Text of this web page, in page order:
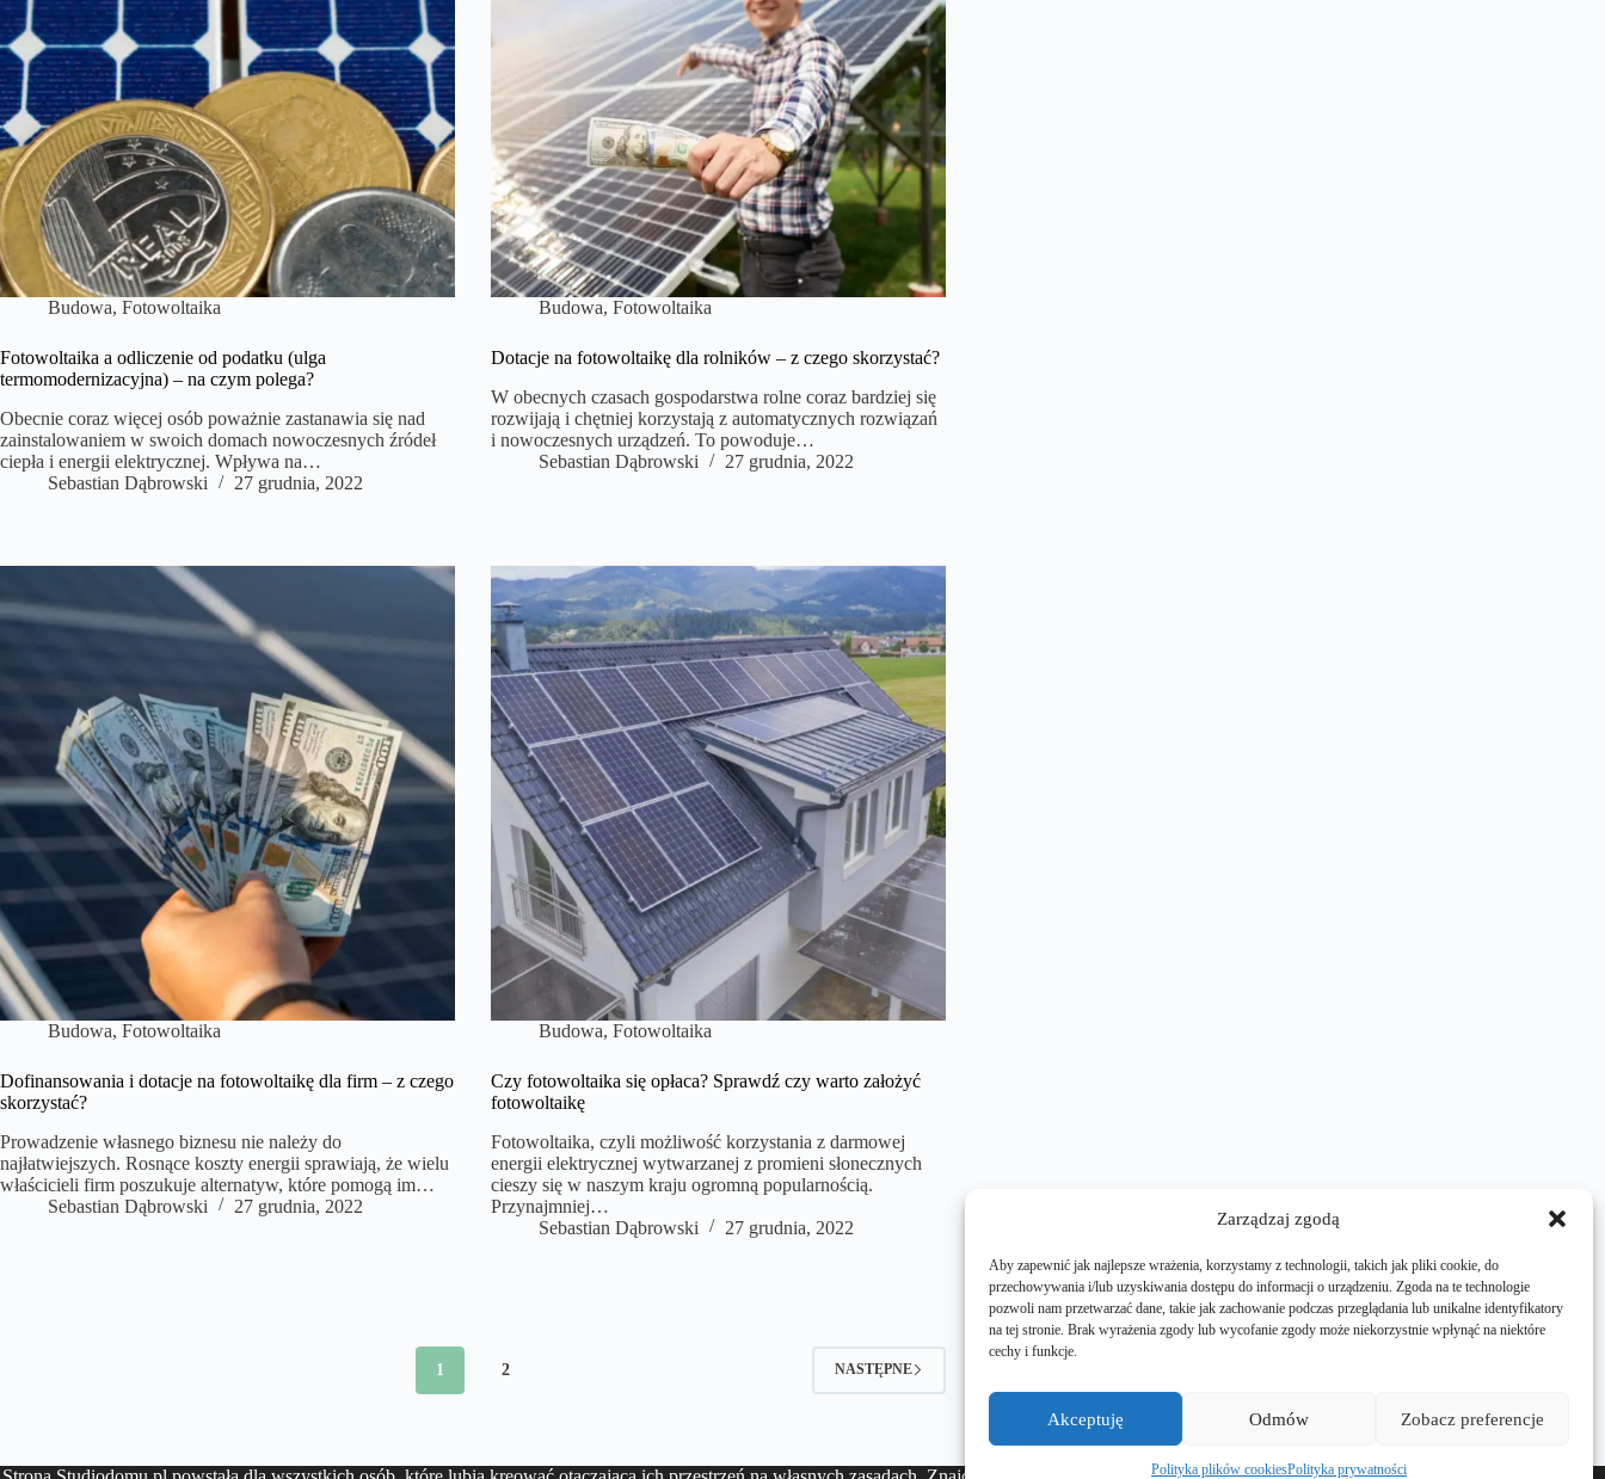
Zarządzaj zgodą
Aby zapewnić jak najlepsze wrażenia, korzystamy z technologii, takich jak pliki cookie, do
przechowywania i/lub uzyskiwania dostępu do informacji o urządzeniu. Zgoda na te technologie
pozwoli nam przetwarzać dane, takie jak zachowanie podczas przeglądania lub unikalne identyfikatory
na tej stronie. Brak wyrażenia zgody lub wycofanie zgody może niekorzystnie wpłynąć na niektóre
cechy i funkcje.
Akceptuję Odmów Zobacz preferencje
Polityka plików cookiesPolityka prywatności
Budowa, Fotowoltaika
Fotowoltaika a odliczenie od podatku (ulga
termomodernizacyjna) – na czym polega?
Obecnie coraz więcej osób poważnie zastanawia się nad
zainstalowaniem w swoich domach nowoczesnych źródeł
ciepła i energii elektrycznej. Wpływa na…
Sebastian Dąbrowski
27 grudnia, 2022
Budowa, Fotowoltaika
Dotacje na fotowoltaikę dla rolników – z czego skorzystać?
W obecnych czasach gospodarstwa rolne coraz bardziej się
rozwijają i chętniej korzystają z automatycznych rozwiązań
i nowoczesnych urządzeń. To powoduje…
Sebastian Dąbrowski
27 grudnia, 2022
Budowa, Fotowoltaika
Dofinansowania i dotacje na fotowoltaikę dla firm – z czego
skorzystać?
Prowadzenie własnego biznesu nie należy do
najłatwiejszych. Rosnące koszty energii sprawiają, że wielu
właścicieli firm poszukuje alternatyw, które pomogą im…
Sebastian Dąbrowski
27 grudnia, 2022
Budowa, Fotowoltaika
Czy fotowoltaika się opłaca? Sprawdź czy warto założyć
fotowoltaikę
Fotowoltaika, czyli możliwość korzystania z darmowej
energii elektrycznej wytwarzanej z promieni słonecznych
cieszy się w naszym kraju ogromną popularnością.
Przynajmniej…
Sebastian Dąbrowski
27 grudnia, 2022
1 2 NASTĘPNE